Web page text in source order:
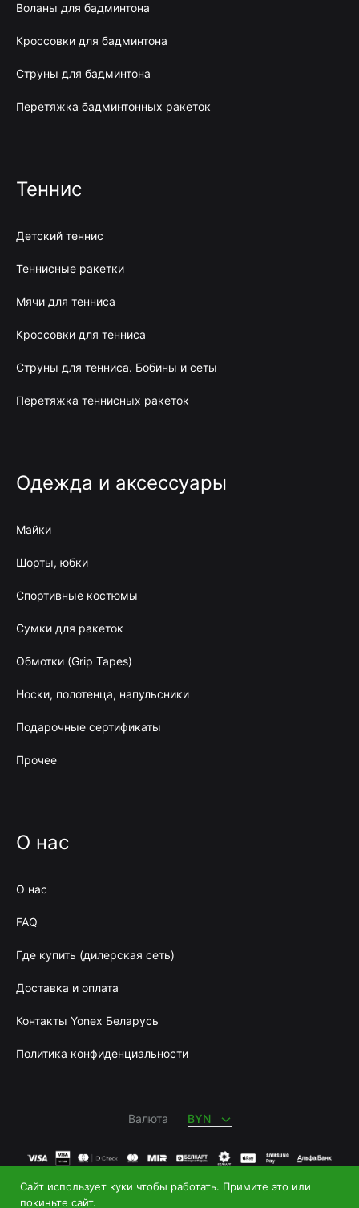
Воланы для бадминтона
Кроссовки для бадминтона
Струны для бадминтона
Перетяжка бадминтонных ракеток
Теннис
Детский теннис
Теннисные ракетки
Мячи для тенниса
Кроссовки для тенниса
Струны для тенниса. Бобины и сеты
Перетяжка теннисных ракеток
Одежда и аксессуары
Майки
Шорты, юбки
Спортивные костюмы
Сумки для ракеток
Обмотки (Grip Tapes)
Носки, полотенца, напульсники
Подарочные сертификаты
Прочее
О нас
О нас
FAQ
Где купить (дилерская сеть)
Доставка и оплата
Контакты Yonex Беларусь
Политика конфиденциальности
Купить теннисную ракетку
Валюта BYN
BYN
Сайт использует куки чтобы работать. Примите это или
покиньте сайт.